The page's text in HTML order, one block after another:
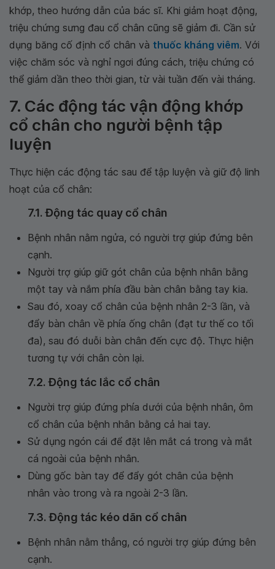
khớp, theo hướng dẫn của bác sĩ. Khi giảm hoạt động,
triệu chứng sưng đau cổ chân cũng sẽ giảm đi. Cần sử
dụng băng cố định cổ chân và thuốc kháng viêm. Với
việc chăm sóc và nghỉ ngơi đúng cách, triệu chứng có
thể giảm dần theo thời gian, từ vài tuần đến vài tháng.
7. Các động tác vận động khớp
cổ chân cho người bệnh tập
luyện
Thực hiện các động tác sau để tập luyện và giữ độ linh
hoạt của cổ chân:
7.1. Động tác quay cổ chân
Bệnh nhân nằm ngửa, có người trợ giúp đứng bên
cạnh.
Người trợ giúp giữ gót chân của bệnh nhân bằng
một tay và nắm phía đầu bàn chân bằng tay kia.
Sau đó, xoay cổ chân của bệnh nhân 2-3 lần, và
đẩy bàn chân về phía ống chân (đạt tư thế co tối
đa), sau đó duỗi bàn chân đến cực độ. Thực hiện
tương tự với chân còn lại.
7.2. Động tác lắc cổ chân
Người trợ giúp đứng phía dưới của bệnh nhân, ôm
cổ chân của bệnh nhân bằng cả hai tay.
Sử dụng ngón cái để đặt lên mắt cá trong và mắt
cá ngoài của bệnh nhân.
Dùng gốc bàn tay để đẩy gót chân của bệnh
nhân vào trong và ra ngoài 2-3 lần.
7.3. Động tác kéo dãn cổ chân
Bệnh nhân nằm thẳng, có người trợ giúp đứng bên
cạnh.